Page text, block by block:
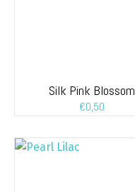
Silk Pink Blossom
€0,50